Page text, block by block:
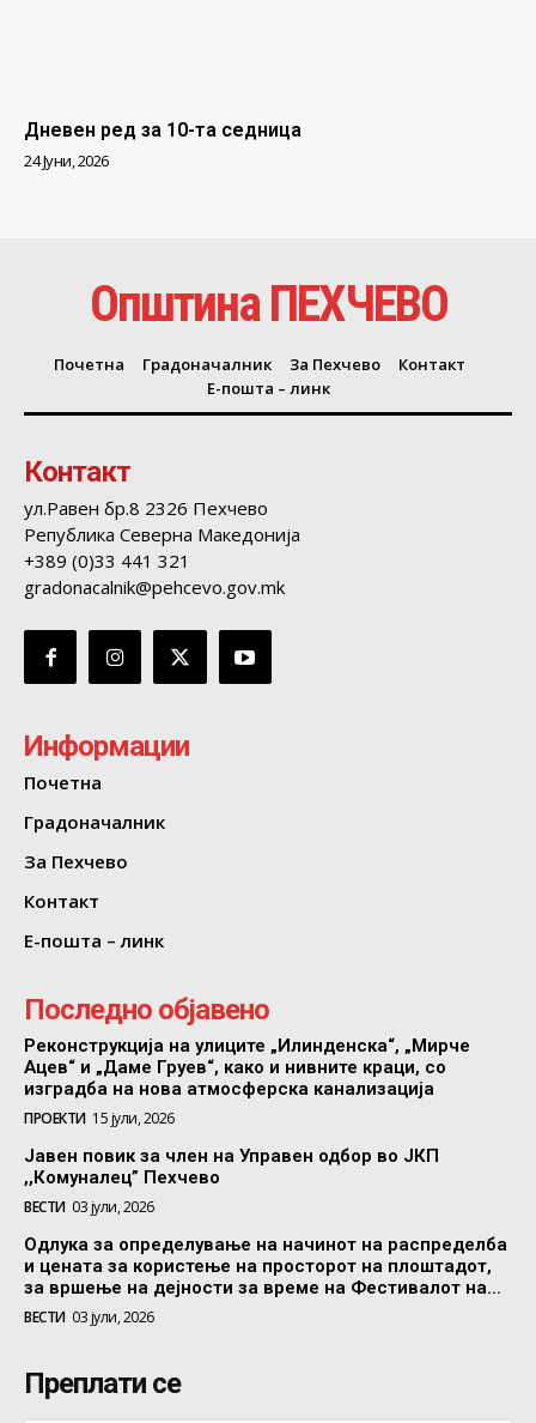
Дневен ред за 10-та седница
24 Јуни, 2026
Општина ПЕХЧЕВО
Почетна Градоначалник За Пехчево
Контакт
Е-пошта – линк
Контакт
ул.Равен бр.8 2326 Пехчево
Република Северна Македонија
+389 (0)33 441 321
gradonacalnik@pehcevo.gov.mk
Информации
Почетна
Градоначалник
За Пехчево
Контакт
Е-пошта – линк
Последно објавено
Реконструкција на улиците „Илинденска“, „Мирче
Ацев“ и „Даме Груев“, како и нивните краци, со
изградба на нова атмосферска канализација
ПРОЕКТИ 15 јули, 2026
Јавен повик за член на Управен одбор во ЈКП
,,Комуналец” Пехчево
ВЕСТИ 03 јули, 2026
Одлука за определување на начинот на распределба
и цената за користење на просторот на плоштадот,
за вршење на дејности за време на Фестивалот на...
ВЕСТИ 03 јули, 2026
Преплати се